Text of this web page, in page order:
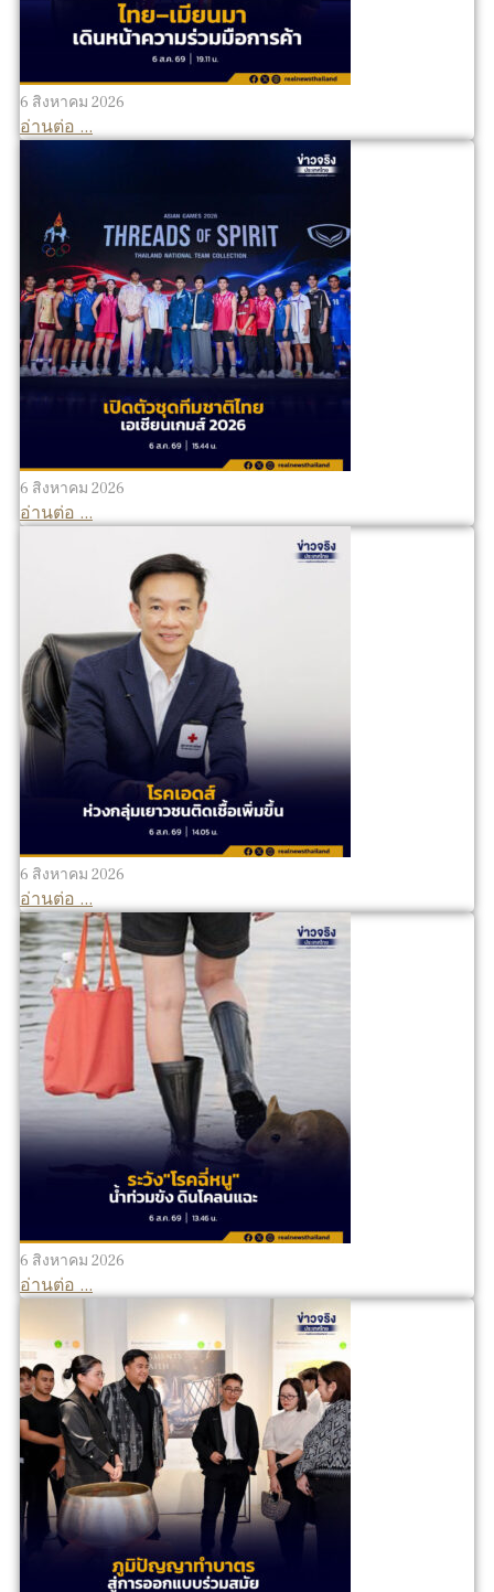
6 สิงหาคม 2026
อ่านต่อ ...
6 สิงหาคม 2026
อ่านต่อ ...
6 สิงหาคม 2026
อ่านต่อ ...
6 สิงหาคม 2026
อ่านต่อ ...